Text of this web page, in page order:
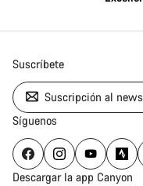
Suscríbete
Suscripción al
Síguenos
Descargar la app Canyon